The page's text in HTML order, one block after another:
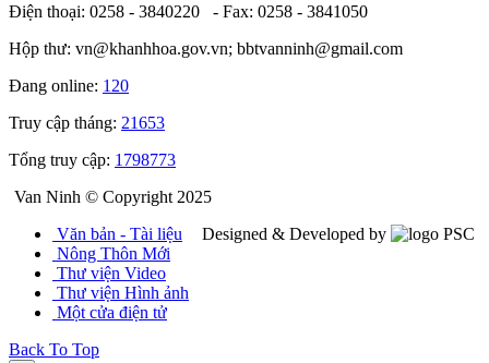
Điện thoại: 0258 - 3840220 - Fax: 0258 - 3841050
Hộp thư: vn@khanhhoa.gov.vn; bbtvanninh@gmail.com
Đang online: 120
Truy cập tháng: 21653
Tổng truy cập: 1798773
Van Ninh © Copyright 2025
Designed & Developed by
Văn bản - Tài liệu
Nông Thôn Mới
Thư viện Video
Thư viện Hình ảnh
Một cửa điện tử
Back To Top